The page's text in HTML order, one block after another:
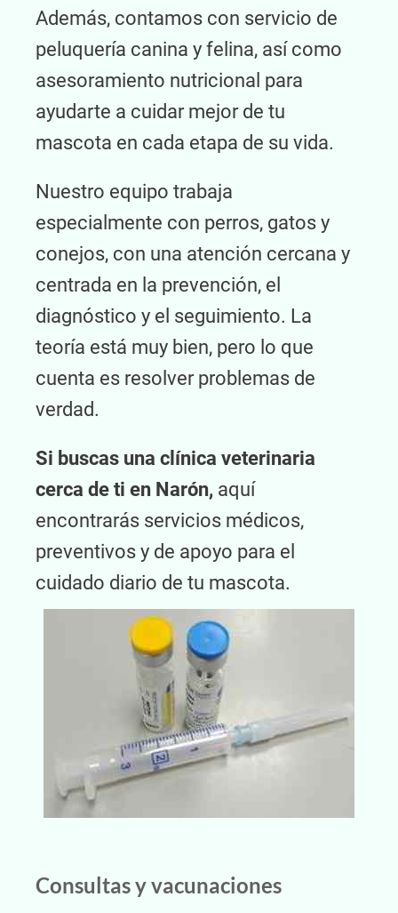
Además, contamos con servicio de
peluquería canina y felina, así como
asesoramiento nutricional para
ayudarte a cuidar mejor de tu
mascota en cada etapa de su vida.
Nuestro equipo trabaja
especialmente con perros, gatos y
conejos, con una atención cercana y
centrada en la prevención, el
diagnóstico y el seguimiento. La
teoría está muy bien, pero lo que
cuenta es resolver problemas de
verdad.
Si buscas una clínica veterinaria
cerca de ti en Narón, aquí
encontrarás servicios médicos,
preventivos y de apoyo para el
cuidado diario de tu mascota.
Consultas y vacunaciones